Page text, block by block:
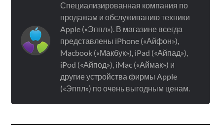
Специализированная компания по
продажам и обслуживанию техники
Apple («Эппл»). В магазине всегда
представлены iPhone («Айфон»),
Macbook («Макбук»), iPad («Айпад»),
iPod («Айпод»), iMac («Аймак») и
другие устройства фирмы Apple
(«Эппл») по очень выгодным ценам.